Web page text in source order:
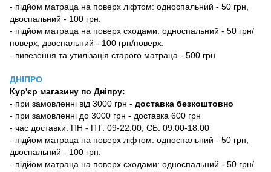
- підйом матраца на поверх ліфтом: односпальний - 50 грн,
двоспальний - 100 грн.
- підйом матраца на поверх сходами: односпальний - 50 грн/
поверх, двоспальний - 100 грн/поверх.
- вивезення та утилізація старого матраца - 500 грн.
ДНІПРО
Кур'єр магазину по Дніпру:
- при замовленні від 3000 грн - доставка безкоштовно
- при замовленні до 3000 грн - доставка 600 грн
- час доставки: ПН - ПТ: 09-22:00, СБ: 09:00-18:00
- підйом матраца на поверх ліфтом: односпальний - 50 грн,
двоспальний - 100 грн.
- підйом матраца на поверх сходами: односпальний - 50 грн/